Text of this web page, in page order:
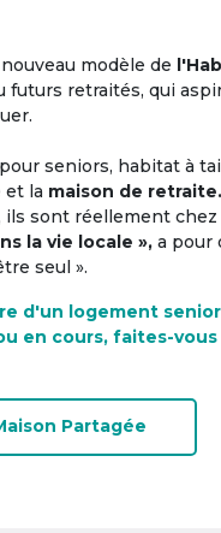
modèle de
futurs retraités, qui
seniors, habitat à
et la maison de retraite.
ils sont réellement chez
la vie locale », a pour
seul ».
d'un logement
en cours, faites-
Partagée